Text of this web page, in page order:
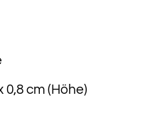
0,8 cm (Höhe)